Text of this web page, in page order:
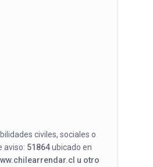
civiles, sociales o
aviso: 51864ubicado en
u otro